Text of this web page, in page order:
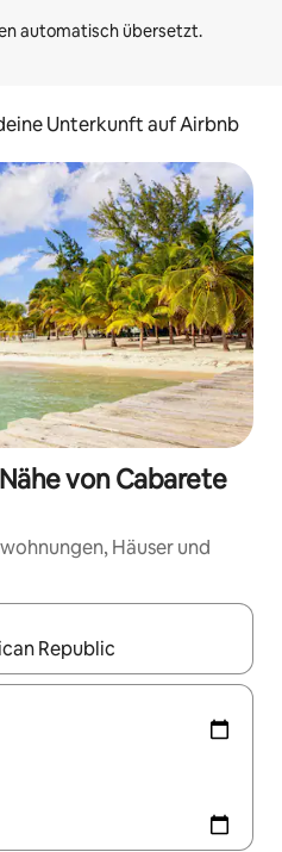
Unterkunft auf Airbnb
von Cabarete
Häuser und
sind, navigiere mit den